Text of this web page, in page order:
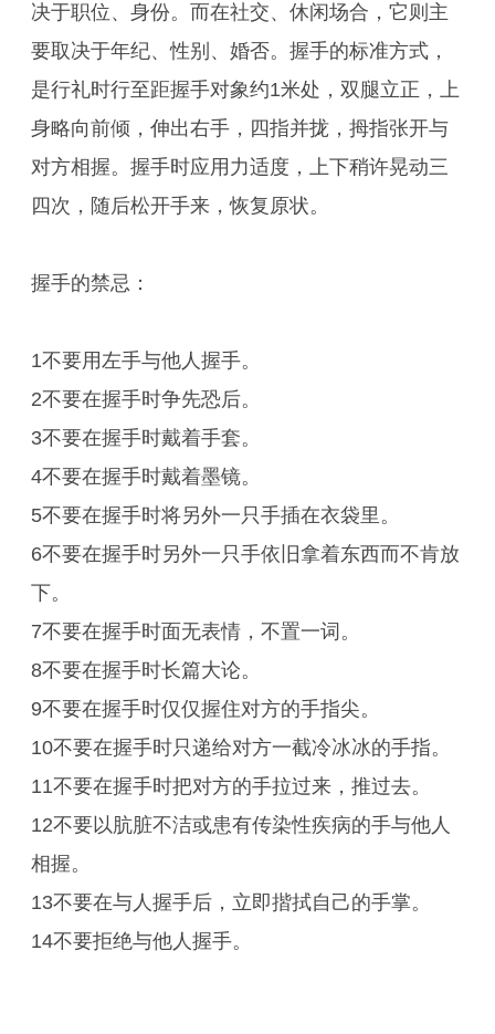
决于职位、身份。而在社交、休闲场合，它则主
要取决于年纪、性别、婚否。握手的标准方式，
是行礼时行至距握手对象约1米处，双腿立正，上
身略向前倾，伸出右手，四指并拢，拇指张开与
对方相握。握手时应用力适度，上下稍许晃动三
四次，随后松开手来，恢复原状。
握手的禁忌：
1不要用左手与他人握手。
2不要在握手时争先恐后。
3不要在握手时戴着手套。
4不要在握手时戴着墨镜。
5不要在握手时将另外一只手插在衣袋里。
6不要在握手时另外一只手依旧拿着东西而不肯放
下。
7不要在握手时面无表情，不置一词。
8不要在握手时长篇大论。
9不要在握手时仅仅握住对方的手指尖。
10不要在握手时只递给对方一截冷冰冰的手指。
11不要在握手时把对方的手拉过来，推过去。
12不要以肮脏不洁或患有传染性疾病的手与他人
相握。
13不要在与人握手后，立即揩拭自己的手掌。
14不要拒绝与他人握手。